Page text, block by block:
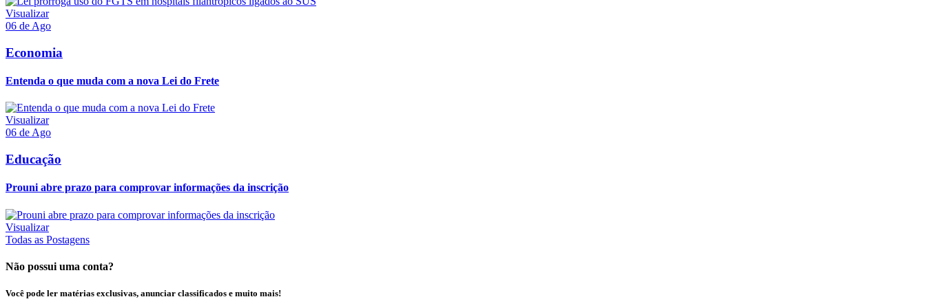
Visualizar
06 de Ago
Economia
Entenda o que muda com a nova Lei do Frete
Visualizar
06 de Ago
Educação
Prouni abre prazo para comprovar informações da inscrição
Visualizar
Todas as Postagens
Não possui uma conta?
Você pode ler matérias exclusivas, anunciar classificados e muito mais!